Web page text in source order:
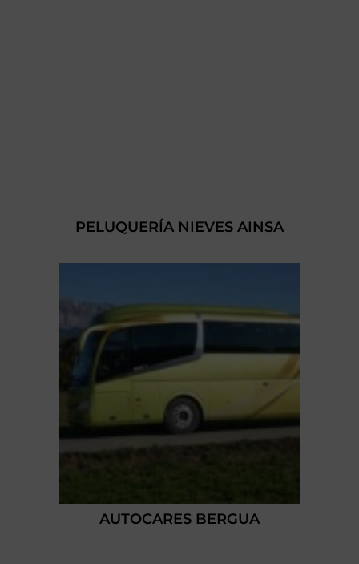
PELUQUERÍA NIEVES AINSA
AUTOCARES BERGUA